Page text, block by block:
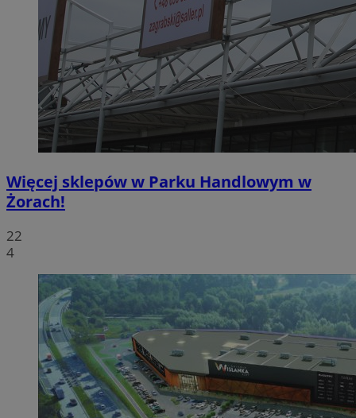
Więcej sklepów w Parku Handlowym w
Żorach!
22
4